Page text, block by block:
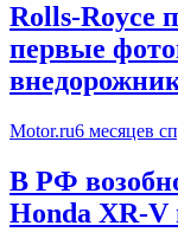
Rolls-Royce
первые
Motor.ru6 месяцев
В РФ
Honda XR-V